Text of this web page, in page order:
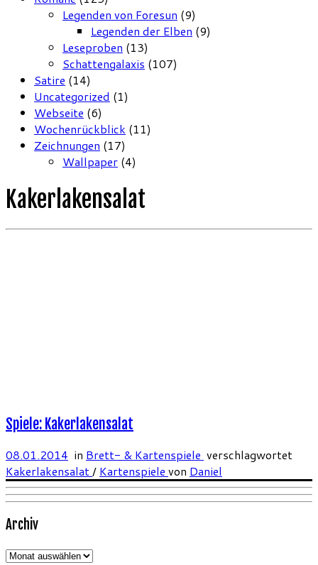
Legenden von Foresun (9)
Legenden der Elben (9)
Leseproben (13)
Schattengalaxis (107)
Satire (14)
Uncategorized (1)
Webseite (6)
Wochenrückblick (11)
Zeichnungen (17)
Wallpaper (4)
Kakerlakensalat
Spiele: Kakerlakensalat
08.01.2014 in Brett- & Kartenspiele verschlagwortet
Kakerlakensalat/ Kartenspiele von Daniel
Archiv
Archiv